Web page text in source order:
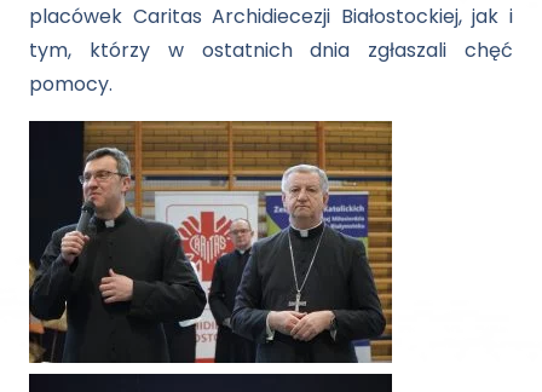
placówek Caritas Archidiecezji Białostockiej, jak i
tym, którzy w ostatnich dnia zgłaszali chęć
pomocy.